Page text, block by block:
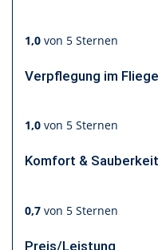
1,0 von 5 Sternen
Verpflegung im
1,0 von 5 Sternen
Komfort & Sauberkeit
0,7 von 5 Sternen
Preis/Leistung